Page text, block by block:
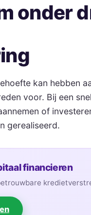
onder
kan hebben
voor. Bij een
of
gerealiseerd.
financieren